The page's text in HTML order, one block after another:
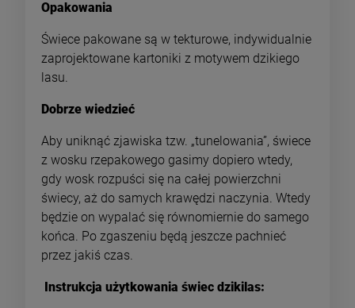
Opakowania
Świece pakowane są w tekturowe, indywidualnie
zaprojektowane kartoniki z motywem dzikiego
lasu.
Dobrze wiedzieć
Aby uniknąć zjawiska tzw. „tunelowania”, świece
z wosku rzepakowego gasimy dopiero wtedy,
gdy wosk rozpuści się na całej powierzchni
świecy, aż do samych krawędzi naczynia. Wtedy
będzie on wypalać się równomiernie do samego
końca. Po zgaszeniu będą jeszcze pachnieć
przez jakiś czas.
Instrukcja użytkowania świec dzikilas: